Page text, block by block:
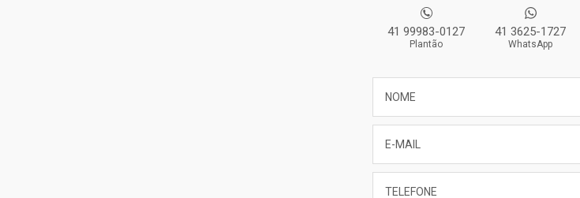
41 99983-0127
Plantão
41 3625-1727
WhatsApp